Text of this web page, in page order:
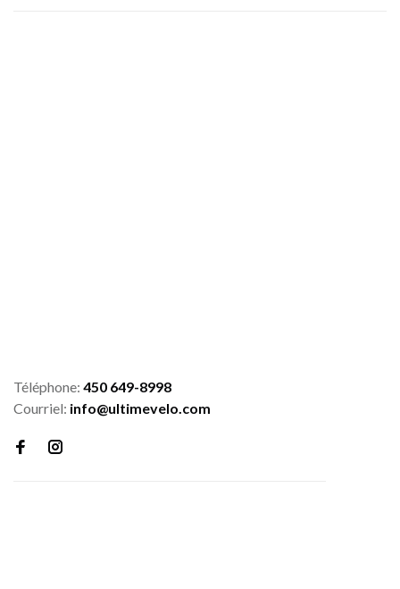
Téléphone: 450 649-8998
Courriel: info@ultimevelo.com